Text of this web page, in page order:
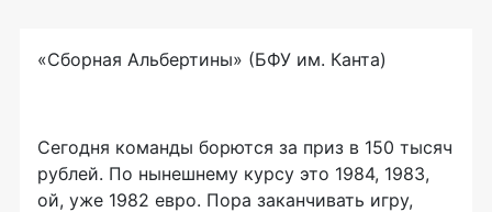
«Сборная Альбертины» (БФУ им. Канта)
Сегодня команды борются за приз в 150 тысяч
рублей. По нынешнему курсу это 1984, 1983,
ой, уже 1982 евро. Пора заканчивать игру,